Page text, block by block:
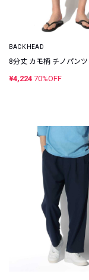
BACK HEAD
8分丈 カモ柄 チノパンツ
¥4,224 70%OFF